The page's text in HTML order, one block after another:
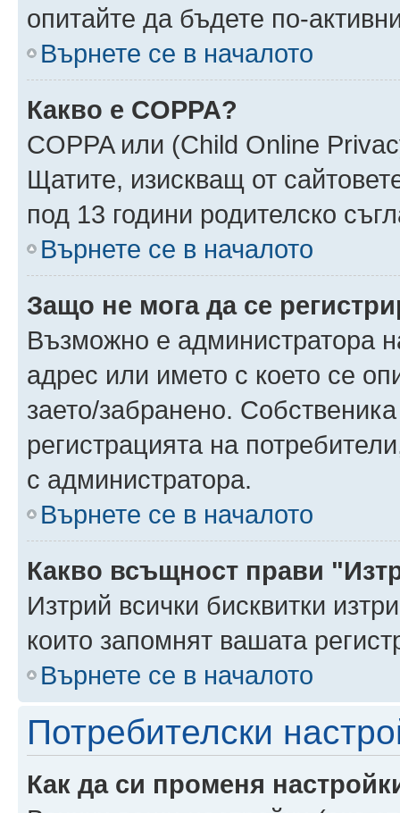
опитайте да бъдете по-
Върнете се в началото
Какво е COPPA?
COPPA или (Child Online
Щатите, изискващ от
под 13 години родителско
Върнете се в началото
Защо не мога да се
Възможно е администратора
адрес или името с което се
заето/забранено.
регистрацията на
с администратора.
Върнете се в началото
Какво всъщност прави
Изтрий всички бисквитки
които запомнят вашата
Върнете се в началото
Потребителски
Как да си променя